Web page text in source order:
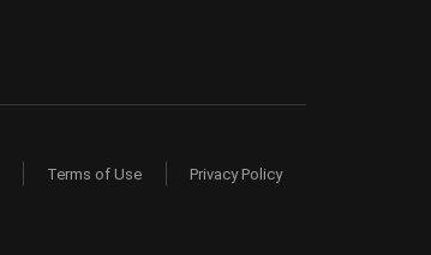
Terms of Use Privacy Policy